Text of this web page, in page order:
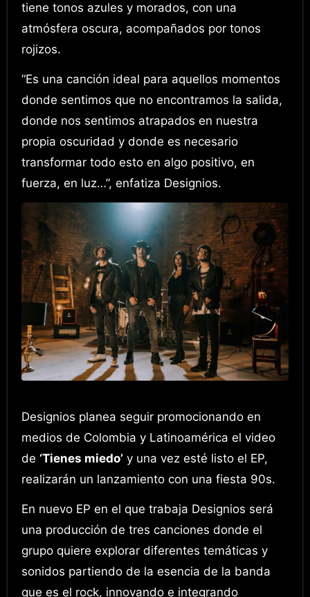
tiene tonos azules y morados, con una
atmósfera oscura, acompañados por tonos
rojizos.
“Es una canción ideal para aquellos momentos
donde sentimos que no encontramos la salida,
donde nos sentimos atrapados en nuestra
propia oscuridad y donde es necesario
transformar todo esto en algo positivo, en
fuerza, en luz…”, enfatiza Designios.
Designios planea seguir promocionando en
medios de Colombia y Latinoamérica el video
de ‘Tienes miedo’y una vez esté listo el EP,
realizarán un lanzamiento con una fiesta 90s.
En nuevo EP en el que trabaja Designios será
una producción de tres canciones donde el
grupo quiere explorar diferentes temáticas y
sonidos partiendo de la esencia de la banda
que es el rock, innovando e integrando